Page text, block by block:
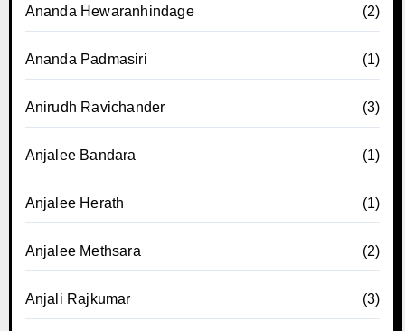
Ananda Hewaranhindage (2)
Ananda Padmasiri (1)
Anirudh Ravichander (3)
Anjalee Bandara (1)
Anjalee Herath (1)
Anjalee Methsara (2)
Anjali Rajkumar (3)